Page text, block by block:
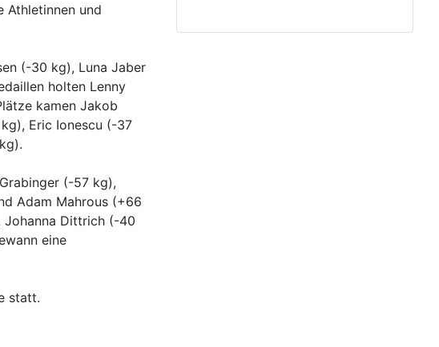
Athletinnen und
(-30 kg), Luna Jaber
holten Lenny
kamen Jakob
Eric Ionescu (-37
(-57 kg),
Adam Mahrous (+66
Dittrich (-40
eine
statt.